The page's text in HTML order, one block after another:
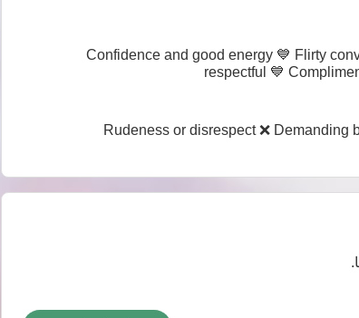
💙 Confidence and good energy 💙 Flirty
respectful 💙
❌ Rudeness or disrespect ❌